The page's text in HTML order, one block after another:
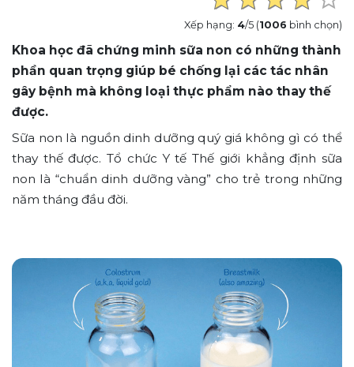
Xếp hạng: 4/5 (1006 bình chọn)
Khoa học đã chứng minh sữa non có những thành
phần quan trọng giúp bé chống lại các tác nhân
gây bệnh mà không loại thực phẩm nào thay thế
được.
Sữa non là nguồn dinh dưỡng quý giá không gì có thể
thay thế được. Tổ chức Y tế Thế giới khẳng định sữa
non là “chuẩn dinh dưỡng vàng” cho trẻ trong những
năm tháng đầu đời.